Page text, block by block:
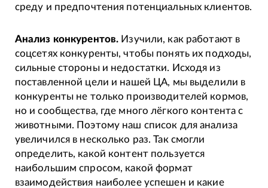
среду и предпочтения потенциальных клиентов.
Анализ конкурентов. Изучили, как работают в
соцсетях конкуренты, чтобы понять их подходы,
сильные стороны и недостатки. Исходя из
поставленной цели и нашей ЦА, мы выделили в
конкуренты не только производителей кормов,
но и сообщества, где много лёгкого контента с
животными. Поэтому наш список для анализа
увеличился в несколько раз. Так смогли
определить, какой контент пользуется
наибольшим спросом, какой формат
взаимодействия наиболее успешен и какие